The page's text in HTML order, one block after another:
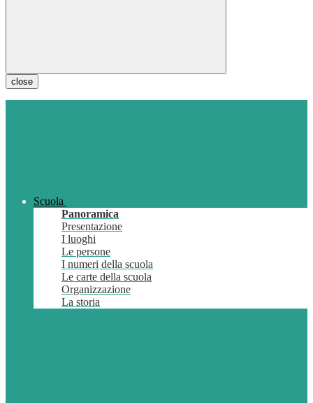
close
Scuola
Panoramica
Presentazione
I luoghi
Le persone
I numeri della scuola
Le carte della scuola
Organizzazione
La storia